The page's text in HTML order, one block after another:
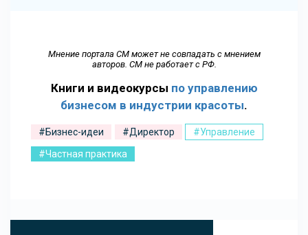
Мнение портала СМ может не совпадать с мнением
авторов. СМ не работает с РФ.
Книги и видеокурсы по управлению
бизнесом в индустрии красоты.
#Бизнес-идеи #Директор
#Управление
#Частная практика